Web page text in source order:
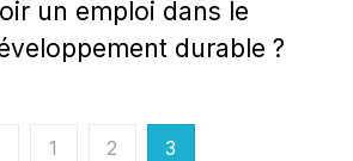
un emploi dans le
durable ?
1 2 3